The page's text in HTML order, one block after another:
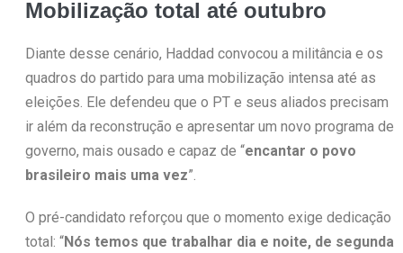
Mobilização total até outubro
Diante desse cenário, Haddad convocou a militância e os
quadros do partido para uma mobilização intensa até as
eleições. Ele defendeu que o PT e seus aliados precisam
ir além da reconstrução e apresentar um novo programa de
governo, mais ousado e capaz de “encantar o povo
brasileiro mais uma vez”.
O pré-candidato reforçou que o momento exige dedicação
total: “Nós temos que trabalhar dia e noite, de segunda